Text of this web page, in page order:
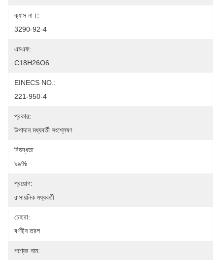
ক্যাস না।:
3290-92-4
এমএফ:
C18H26O6
EINECS NO.:
221-950-4
প্রকার:
উপাদান মধ্যবর্তী সংশ্লেষণ
বিশুদ্ধতা:
৯৯%
প্রয়োগ:
রাসায়নিক মধ্যবর্তী
চেহারা:
বর্ণহীন তরল
পণ্যের নাম: